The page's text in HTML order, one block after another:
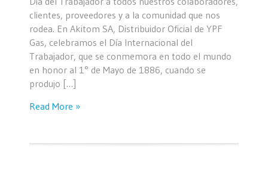
clientes, proveedores y a la comunidad que nos
rodea. En Akitom SA, Distribuidor Oficial de YPF
Gas, celebramos el Día Internacional del
Trabajador, que se conmemora en todo el mundo
en honor al 1° de Mayo de 1886, cuando se
produjo […]
Read More »